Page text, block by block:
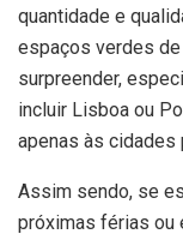
quantidade e
espaços verdes
surpreender,
incluir Lisboa ou
apenas às cidades
Assim sendo, se
próximas férias ou